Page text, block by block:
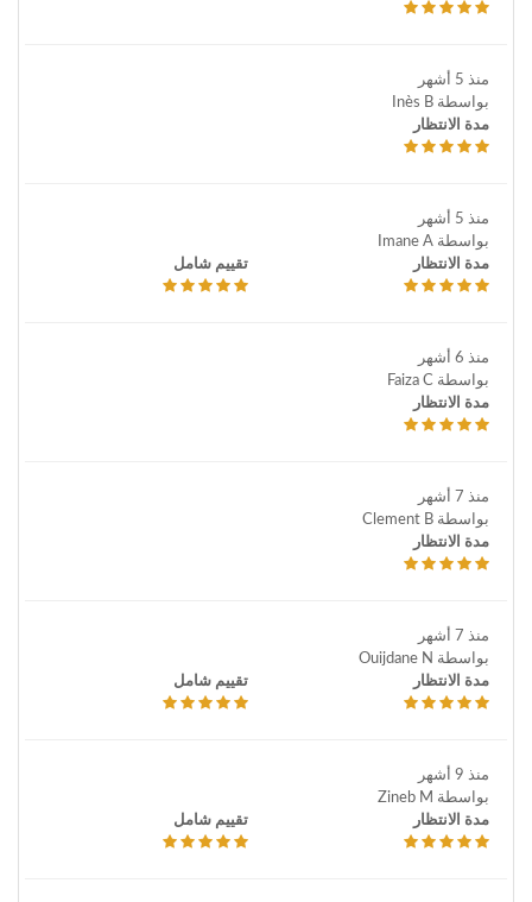
منذ 5 أشهر
بواسطة Inès B
مدة الانتظار
منذ 5 أشهر
بواسطة Imane A
مدة الانتظار
تقييم شامل
منذ 6 أشهر
بواسطة Faiza C
مدة الانتظار
منذ 7 أشهر
بواسطة Clement B
مدة الانتظار
منذ 7 أشهر
بواسطة Ouijdane N
مدة الانتظار
تقييم شامل
منذ 9 أشهر
بواسطة Zineb M
مدة الانتظار
تقييم شامل